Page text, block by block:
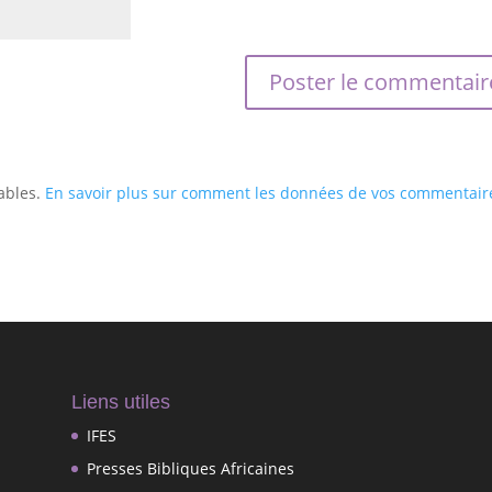
En savoir plus sur comment les données de vos
Liens utiles
IFES
Presses Bibliques Africaines